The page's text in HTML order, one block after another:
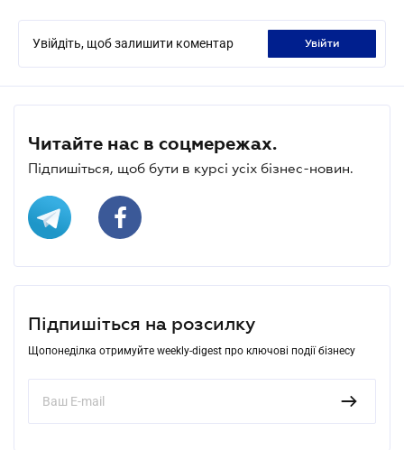
Увійдіть, щоб залишити коментар увійти
Читайте нас в соцмережах.
Підпишіться, щоб бути в курсі усіх бізнес-новин.
Підпишіться на розсилку
Щопонеділка отримуйте weekly-digest про ключові події бізнесу